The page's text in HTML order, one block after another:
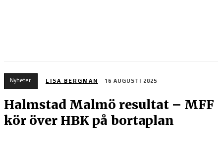
Nyheter LISA BERGMAN 16 AUGUSTI 2025
Halmstad Malmö resultat – MFF
kör över HBK på bortaplan